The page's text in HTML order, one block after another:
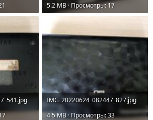
5.2 MB · Просмотры: 17
IMG_20220624_082447_827.jpg
4.5 MB · Просмотры: 33